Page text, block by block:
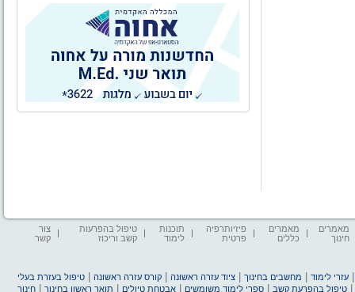
מאמרים
חינוך
מאמרים
כללים
פיזיותרפיה
פרטית
תוכנות
לימוד
טיפול בהפרעות
קשב וריכוז
צור
קשר
עזרי לימוד מחשבים בחינוך |ציוד עזרה ראשונה |קורס עזרה ראשונה |טיפול בעזרת בעלי
|טיפול בהפרעת קשב |ספרי לימוד משומשים |אבטחת טיולים תואר ראשון בחינוך |חינוך